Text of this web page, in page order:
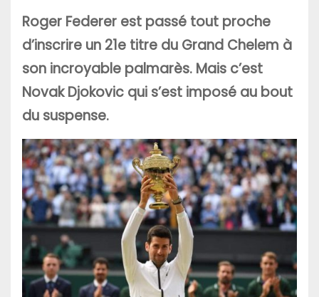
Roger Federer est passé tout proche
d’inscrire un 21e titre du Grand Chelem à
son incroyable palmarès. Mais c’est
Novak Djokovic qui s’est imposé au bout
du suspense.